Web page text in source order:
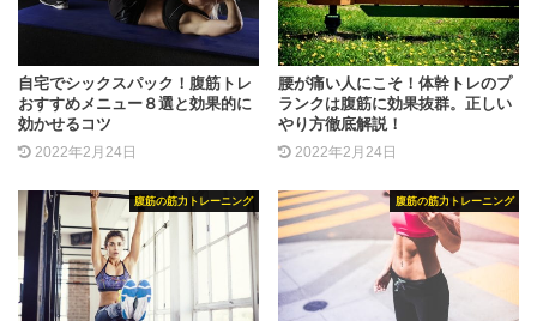
自宅でシックスパック！腹筋トレ
おすすめメニュー８選と効果的に
効かせるコツ
2022年2月24日
腰が痛い人にこそ！体幹トレのプ
ランクは腹筋に効果抜群。正しい
やり方徹底解説！
2022年2月24日
腹筋の筋力トレーニング 腹筋の筋力トレーニング